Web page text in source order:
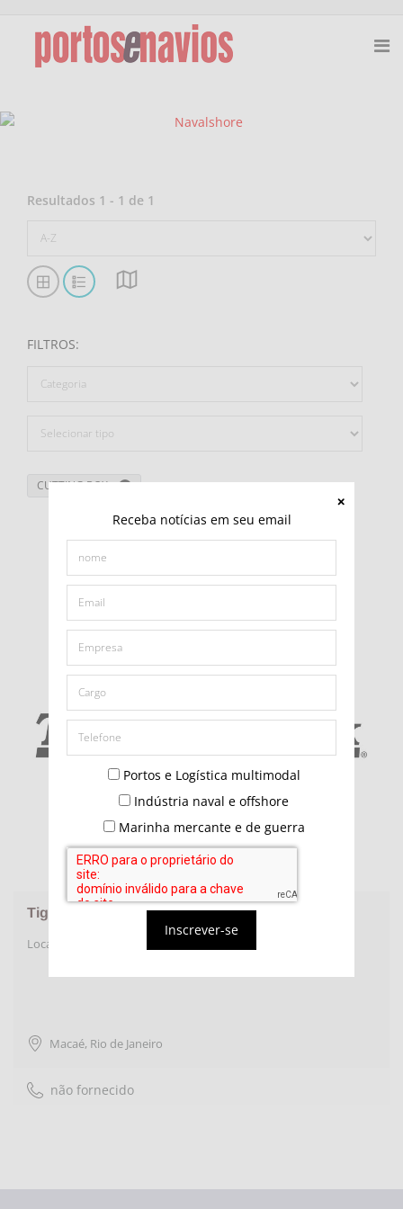
Receba notícias em seu email
Portos e Logística multimodal
Indústria naval e offshore
Marinha mercante e de guerra
Inscrever-se
Resultados 1 - 1 de 1
FILTROS:
CUTTING BOX
Tiger Rentank do Brasil
Locação de Equipamentos para logística Onshore & Offshore
Macaé, Rio de Janeiro
não fornecido